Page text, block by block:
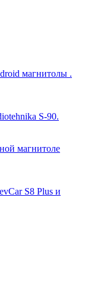
магнитолы .
S-90.
магнитоле
S8 Plus и